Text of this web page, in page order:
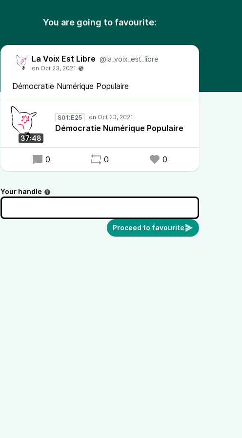
You are going to favourite:
La Voix Est Libre @la_voix_est_libre
Démocratie Numérique Populaire
37:48
S01:E25
Démocratie Numérique Populaire
0 0 0
Your handle
Proceed to favourite